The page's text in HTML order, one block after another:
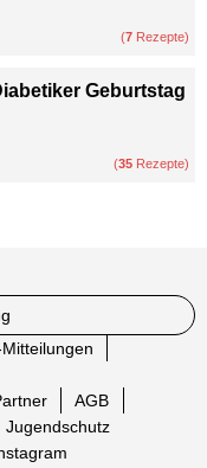
(7 Rezepte)
Geburtstag
(35 Rezepte)
AGB
Jugendschutz